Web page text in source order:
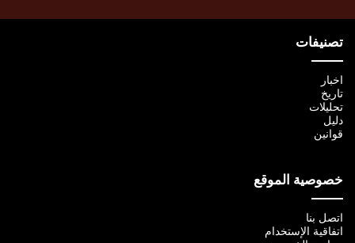
تصنيفات
اخبار
تاريخ
تحليلات
دليل
قوانين
خصوصية الموقع
اتصل بنا
اتفاقية الإستخدام